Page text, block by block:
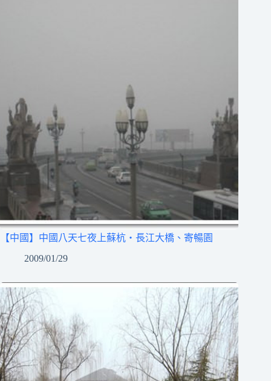
【中國】中國八天七夜上蘇杭‧長江大橋、寄暢園
2009/01/29